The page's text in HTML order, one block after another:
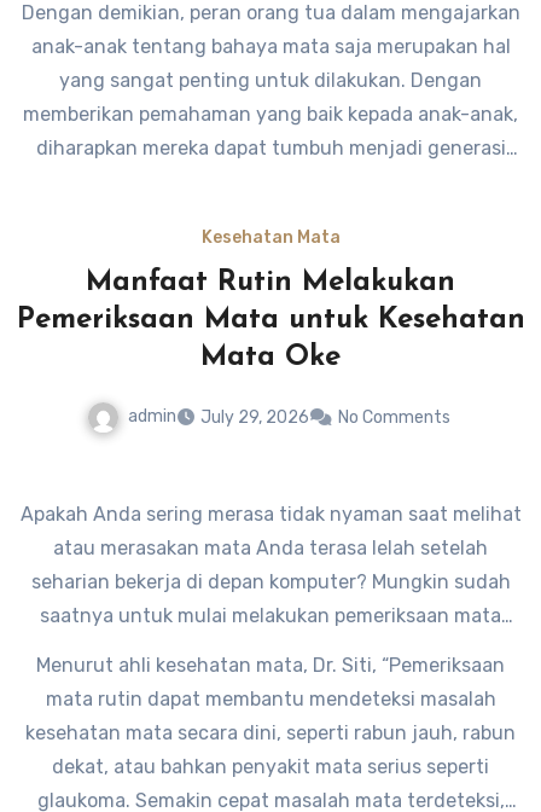
yang sangat penting dalam memberikan edukasi ini
kepada anak-anak.”
Dengan demikian, peran orang tua dalam mengajarkan
anak-anak tentang bahaya mata saja merupakan hal
yang sangat penting untuk dilakukan. Dengan
memberikan pemahaman yang baik kepada anak-anak,
diharapkan mereka dapat tumbuh menjadi generasi
mengganggu aktivitas sehari-hari.
Kesehatan Mata
Manfaat Rutin Melakukan
Pemeriksaan Mata untuk Kesehatan
Mata Oke
admin July 29, 2026 No Comments
Apakah Anda sering merasa tidak nyaman saat melihat
atau merasakan mata Anda terasa lelah setelah
seharian bekerja di depan komputer? Mungkin sudah
saatnya untuk mulai melakukan pemeriksaan mata
memastikan kondisi mata Anda tetap prima.
Menurut ahli kesehatan mata, Dr. Siti, “Pemeriksaan
mata rutin dapat membantu mendeteksi masalah
kesehatan mata secara dini, seperti rabun jauh, rabun
dekat, atau bahkan penyakit mata serius seperti
glaukoma. Semakin cepat masalah mata terdeteksi,